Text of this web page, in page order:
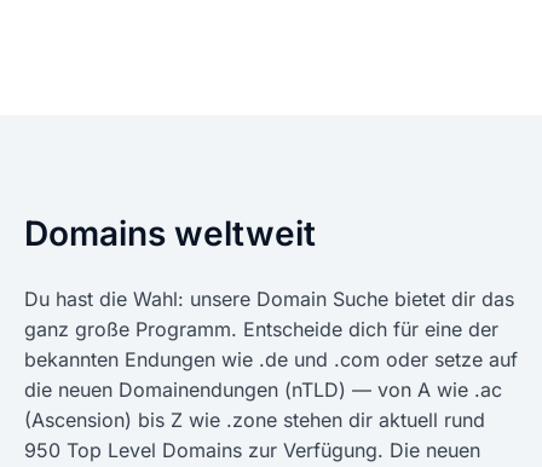
Domains weltweit
Du hast die Wahl: unsere Domain Suche bietet dir das
ganz große Programm. Entscheide dich für eine der
bekannten Endungen wie .de und .com oder setze auf
die neuen Domainendungen (nTLD) — von A wie .ac
(Ascension) bis Z wie .zone stehen dir aktuell rund
950 Top Level Domains zur Verfügung. Die neuen